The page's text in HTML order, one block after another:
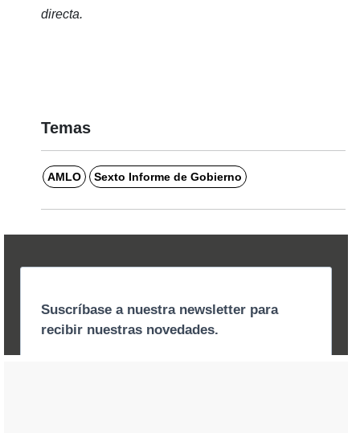
directa.
Temas
AMLO Sexto Informe de Gobierno